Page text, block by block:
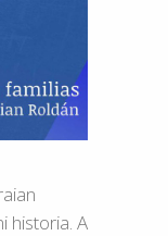
historia. A